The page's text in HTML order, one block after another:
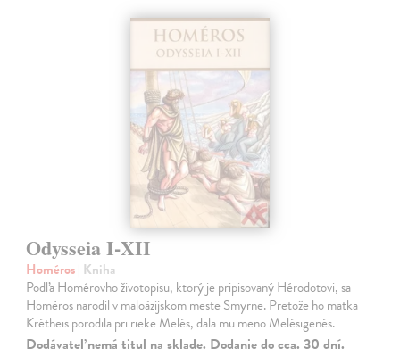
Odysseia I-XII
Homéros| Kniha
Podľa Homérovho životopisu, ktorý je pripisovaný Hérodotovi, sa
Homéros narodil v maloázijskom meste Smyrne. Pretože ho matka
Krétheis porodila pri rieke Melés, dala mu meno Melésigenés.
Dodávateľ nemá titul na sklade. Dodanie do cca. 30 dní.